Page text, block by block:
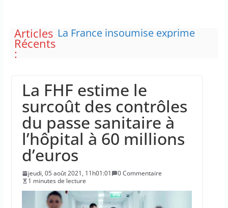
Articles
Récents
:
La France insoumise exprime
L’État prélève dans les caisses du
régime d’assurance chômage
“C’est scandaleux” d’avoir cinq
Canadair disponibles sur 12
Les plages du Débarquement de
Normandie ont été inscrites au
patrimoine mondial de l’Unesco
différentes régions de la France
ont été mobilisés pour
combattre l’incendie en Gironde
La FHF estime le
surcoût des contrôles
du passe sanitaire à
l’hôpital à 60 millions
d’euros
jeudi, 05 août 2021, 11h01:01
0 Commentaire
1 minutes de lecture